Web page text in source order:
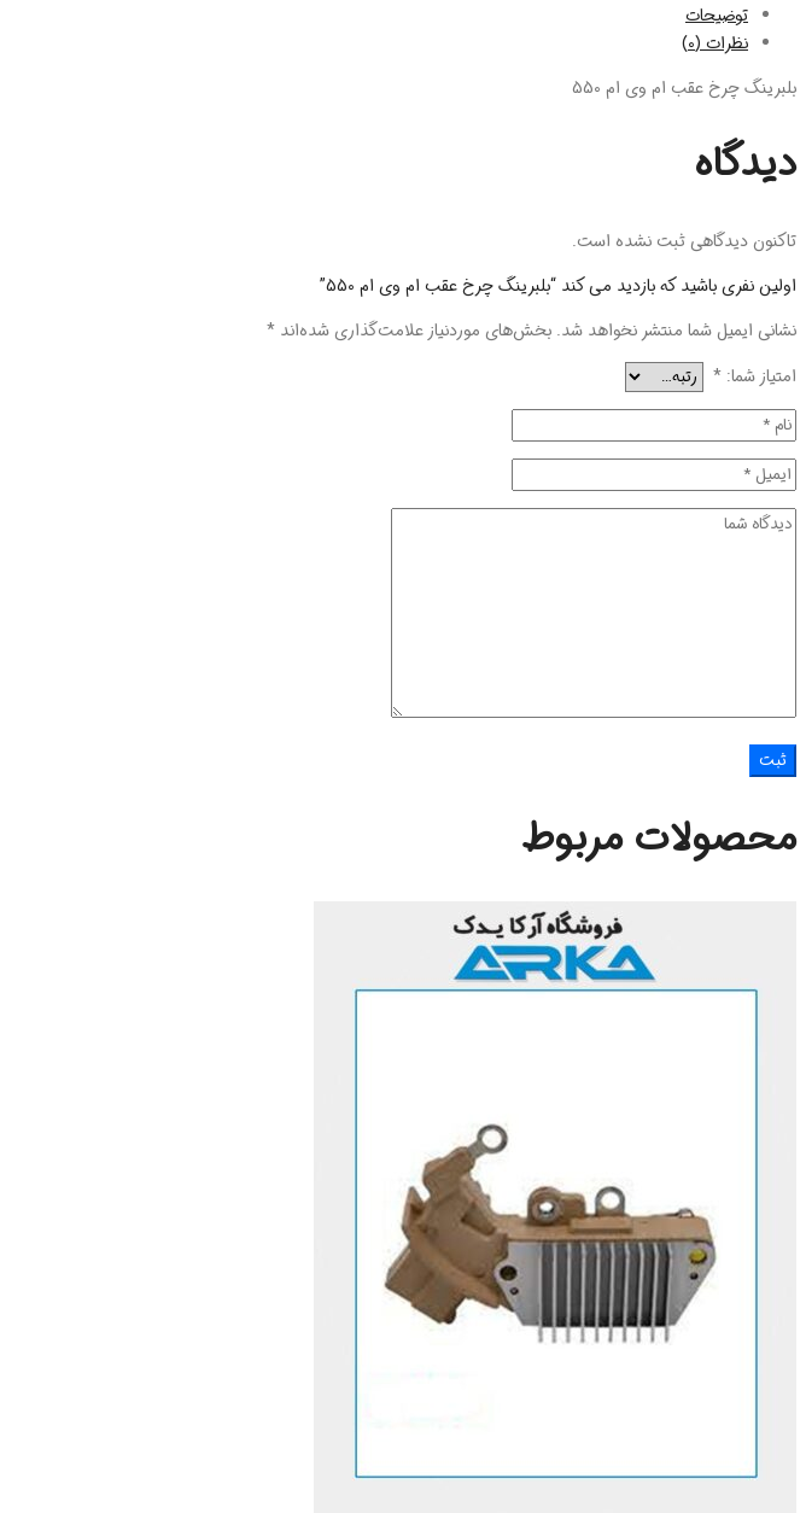
توضیحات
نظرات (0)
بلبرینگ چرخ عقب ام وی ام 550
دیدگاه
تاکنون دیدگاهی ثبت نشده است.
اولین نفری باشید که بازدید می کند “بلبرینگ چرخ عقب ام وی ام 550”
نشانی ایمیل شما منتشر نخواهد شد. بخش‌های موردنیاز علامت‌گذاری شده‌اند *
امتیاز شما: *
محصولات مربوط